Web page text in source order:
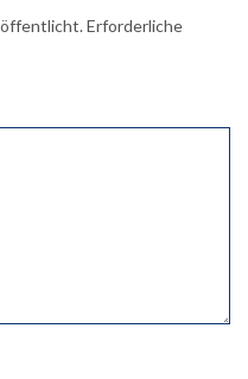
Erforderliche